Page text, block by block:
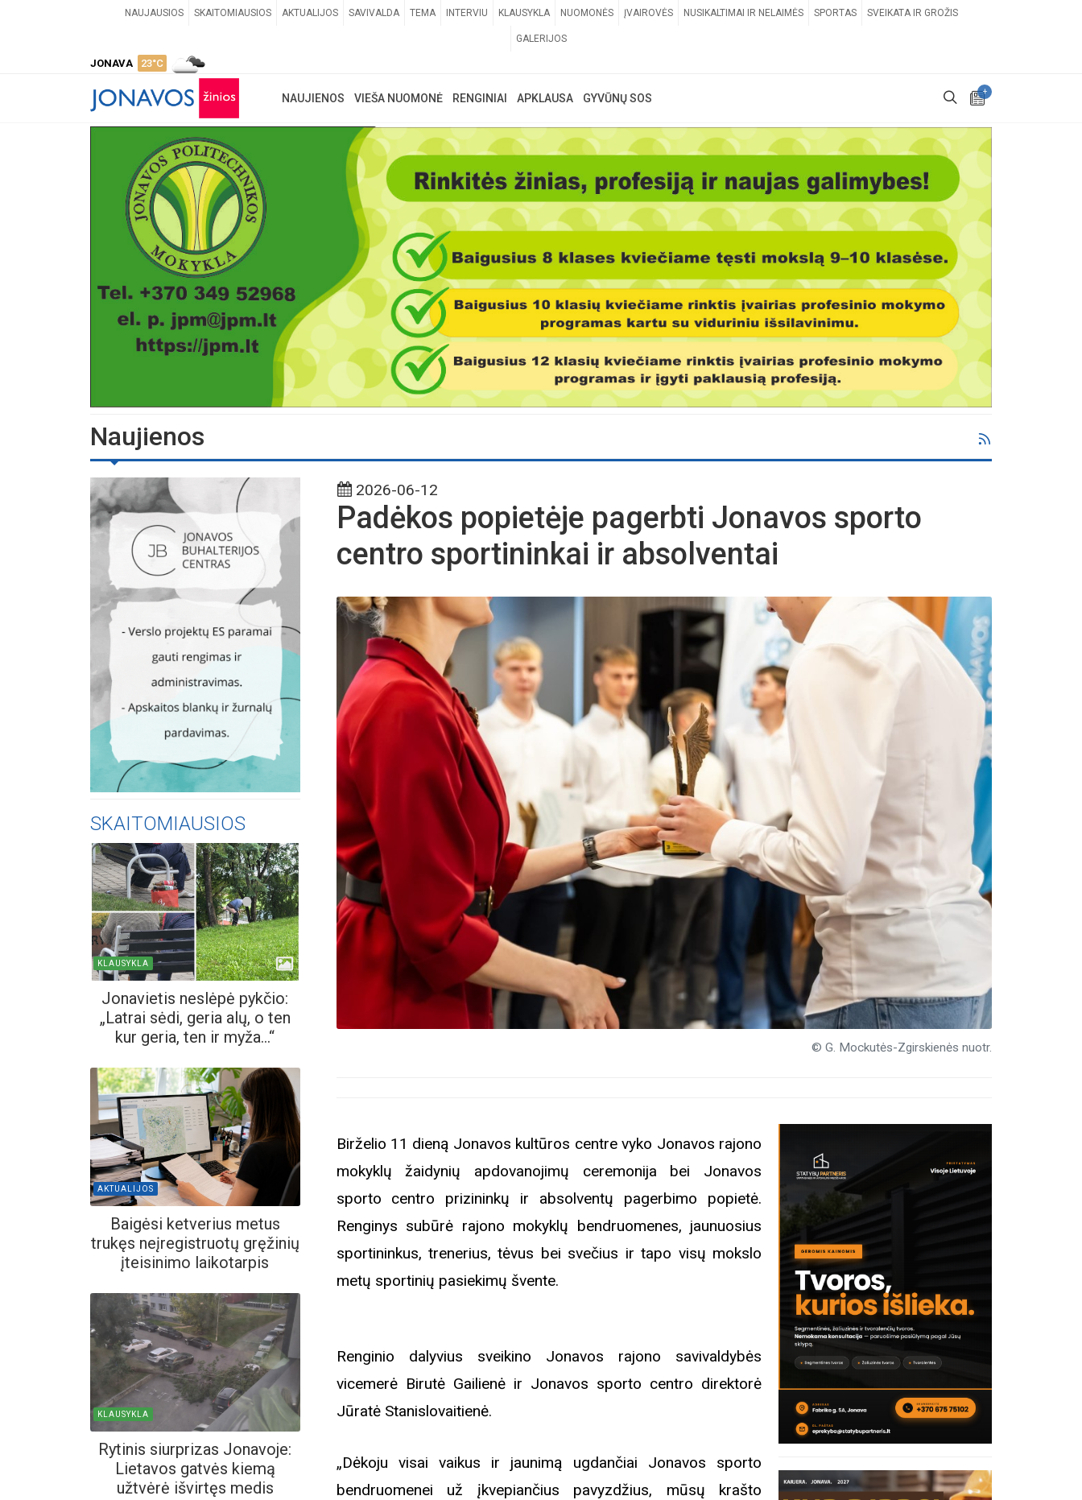
NAUJAUSIOS SKAITOMIAUSIOS AKTUALIJOS SAVIVALDA TEMA INTERVIU KLAUSYKLA NUOMONĖS ĮVAIROVĖS NUSIKALTIMAI IR NELAIMĖS SPORTAS SVEIKATA IR GROŽIS
GALERIJOS
JONAVA 23°C
+
NAUJIENOS VIEŠA NUOMONĖ RENGINIAI APKLAUSA GYVŪNŲ SOS
Naujienos
SKAITOMIAUSIOS
KLAUSYKLA
Jonavietis neslėpė pykčio:
„Latrai sėdi, geria alų, o ten
kur geria, ten ir myža...“
AKTUALIJOS
Baigėsi ketverius metus
trukęs neįregistruotų gręžinių
įteisinimo laikotarpis
KLAUSYKLA
Rytinis siurprizas Jonavoje:
Lietavos gatvės kiemą
užtvėrė išvirtęs medis
2026-06-12
Padėkos popietėje pagerbti Jonavos sporto
centro sportininkai ir absolventai
© G. Mockutės-Zgirskienės nuotr.
Birželio 11 dieną Jonavos kultūros centre vyko Jonavos rajono
mokyklų žaidynių apdovanojimų ceremonija bei Jonavos
sporto centro prizininkų ir absolventų pagerbimo popietė.
Renginys subūrė rajono mokyklų bendruomenes, jaunuosius
sportininkus, trenerius, tėvus bei svečius ir tapo visų mokslo
metų sportinių pasiekimų švente.
Renginio dalyvius sveikino Jonavos rajono savivaldybės
vicemerė Birutė Gailienė ir Jonavos sporto centro direktorė
Jūratė Stanislovaitienė.
„Dėkoju visai vaikus ir jaunimą ugdančiai Jonavos sporto
bendruomenei už įkvepiančius pavyzdžius, mūsų krašto